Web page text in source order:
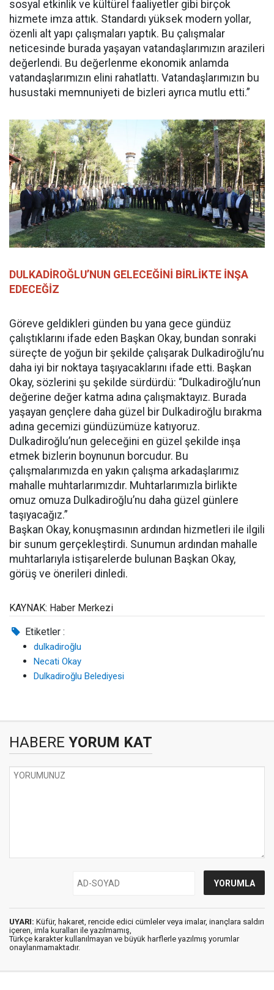
sosyal etkinlik ve kültürel faaliyetler gibi birçok
hizmete imza attık. Standardı yüksek modern yollar,
özenli alt yapı çalışmaları yaptık. Bu çalışmalar
neticesinde burada yaşayan vatandaşlarımızın arazileri
değerlendi. Bu değerlenme ekonomik anlamda
vatandaşlarımızın elini rahatlattı. Vatandaşlarımızın bu
husustaki memnuniyeti de bizleri ayrıca mutlu etti.”
DULKADİROĞLU’NUN GELECEĞİNİ BİRLİKTE İNŞA
EDECEĞİZ
Göreve geldikleri günden bu yana gece gündüz
çalıştıklarını ifade eden Başkan Okay, bundan sonraki
süreçte de yoğun bir şekilde çalışarak Dulkadiroğlu’nu
daha iyi bir noktaya taşıyacaklarını ifade etti. Başkan
Okay, sözlerini şu şekilde sürdürdü: “Dulkadiroğlu’nun
değerine değer katma adına çalışmaktayız. Burada
yaşayan gençlere daha güzel bir Dulkadiroğlu bırakma
adına gecemizi gündüzümüze katıyoruz.
Dulkadiroğlu’nun geleceğini en güzel şekilde inşa
etmek bizlerin boynunun borcudur. Bu
çalışmalarımızda en yakın çalışma arkadaşlarımız
mahalle muhtarlarımızdır. Muhtarlarımızla birlikte
omuz omuza Dulkadiroğlu’nu daha güzel günlere
taşıyacağız.”
Başkan Okay, konuşmasının ardından hizmetleri ile ilgili
bir sunum gerçekleştirdi. Sunumun ardından mahalle
muhtarlarıyla istişarelerde bulunan Başkan Okay,
görüş ve önerileri dinledi.
KAYNAK: Haber Merkezi
Etiketler :
dulkadiroğlu
Necati Okay
Dulkadiroğlu Belediyesi
HABERE YORUM KAT
UYARI: Küfür, hakaret, rencide edici cümleler veya imalar, inançlara saldırı
içeren, imla kuralları ile yazılmamış,
Türkçe karakter kullanılmayan ve büyük harflerle yazılmış yorumlar
onaylanmamaktadır.